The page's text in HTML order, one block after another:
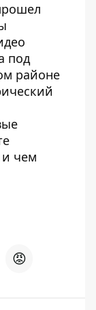
под
районе
и чем
😡